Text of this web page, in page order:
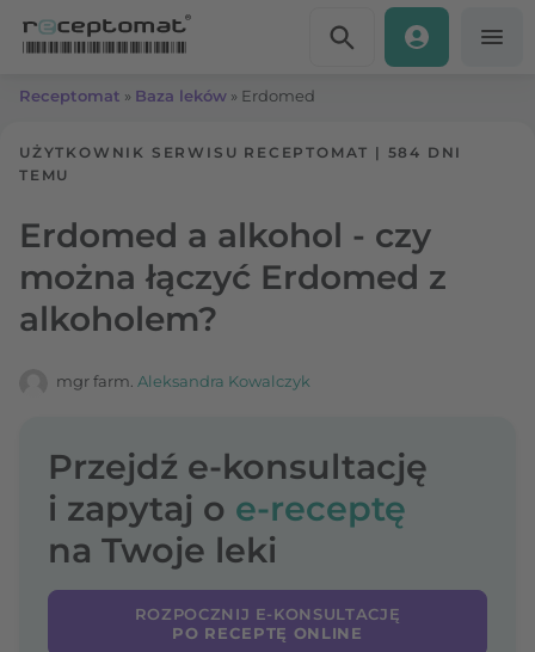
Receptomat » Baza leków » Erdomed
UŻYTKOWNIK SERWISU RECEPTOMAT | 584 DNI
TEMU
Erdomed a alkohol - czy
można łączyć Erdomed z
alkoholem?
mgr farm. Aleksandra Kowalczyk
Przejdź e-konsultację
i zapytaj o e-receptę
na Twoje leki
ROZPOCZNIJ E-KONSULTACJĘ
PO RECEPTĘ ONLINE